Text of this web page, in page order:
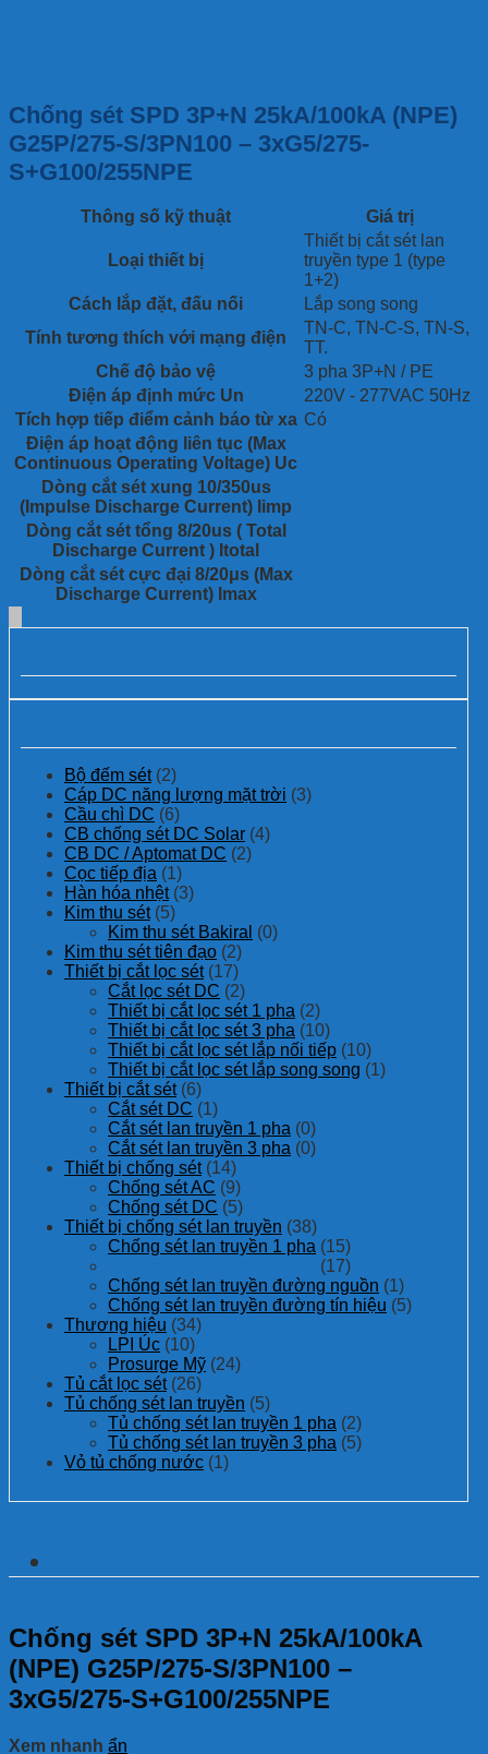
Chống sét SPD 3P+N 25kA/100kA (NPE)
G25P/275-S/3PN100 – 3xG5/275-
S+G100/255NPE
Thông số kỹ thuật Giá trị
Loại thiết bị
Thiết bị cắt sét lan
truyền type 1 (type
1+2)
Cách lắp đặt, đấu nối
Lắp song song
Tính tương thích với mạng điện
TN-C, TN-C-S, TN-S,
TT.
Chế độ bảo vệ
3 pha 3P+N / PE
Điện áp định mức Un
220V - 277VAC 50Hz
Tích hợp tiếp điểm cảnh báo từ xa Có
Điện áp hoạt động liên tục (Max
Continuous Operating Voltage) Uc
Dòng cắt sét xung 10/350us
(Impulse Discharge Current) Iimp
Dòng cắt sét tổng 8/20us ( Total
Discharge Current ) Itotal
Dòng cắt sét cực đại 8/20μs (Max
Discharge Current) Imax
Bộ đếm sét (2)
Cáp DC năng lượng mặt trời (3)
Cầu chì DC (6)
CB chống sét DC Solar (4)
CB DC / Aptomat DC (2)
Cọc tiếp địa (1)
Hàn hóa nhệt (3)
Kim thu sét (5)
Kim thu sét Bakiral (0)
Kim thu sét tiên đạo (2)
Thiết bị cắt lọc sét (17)
Cắt lọc sét DC (2)
Thiết bị cắt lọc sét 1 pha (2)
Thiết bị cắt lọc sét 3 pha (10)
Thiết bị cắt lọc sét lắp nối tiếp (10)
Thiết bị cắt lọc sét lắp song song (1)
Thiết bị cắt sét (6)
Cắt sét DC (1)
Cắt sét lan truyền 1 pha (0)
Cắt sét lan truyền 3 pha (0)
Thiết bị chống sét (14)
Chống sét AC (9)
Chống sét DC (5)
Thiết bị chống sét lan truyền (38)
Chống sét lan truyền 1 pha (15)
(17)
Chống sét lan truyền đường nguồn (1)
Chống sét lan truyền đường tín hiệu (5)
Thương hiệu (34)
LPI Úc (10)
Prosurge Mỹ (24)
Tủ cắt lọc sét (26)
Tủ chống sét lan truyền (5)
Tủ chống sét lan truyền 1 pha (2)
Tủ chống sét lan truyền 3 pha (5)
Vỏ tủ chống nước (1)
Chống sét SPD 3P+N 25kA/100kA
(NPE) G25P/275-S/3PN100 –
3xG5/275-S+G100/255NPE
Xem nhanh ẩn